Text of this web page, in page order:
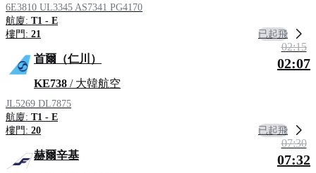
6E3810 UL3345 AS7341 PG4170
航廈: T1 - E
樓門: 21 已起飛
首爾（仁川）
KE738 / 大韓航空
JL5269 DL7875
航廈: T1 - E
樓門: 20
02:15
02:07
已起飛
赫爾辛基
07:30
07:32